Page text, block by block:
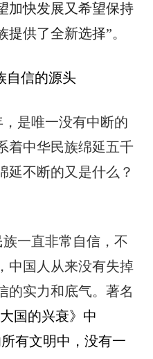
加快发展又希望保持
供了全新选择”。
自信的源头
是唯一没有中断的
着中华民族绵延五千
延不断的又是什么？
一直非常自信，不
中国人从来没有失掉
的实力和底气。著名
国的兴衰》中
有文明中，没有一